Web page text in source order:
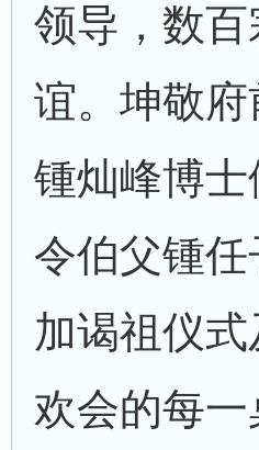
领导，数
谊。坤敬
锺灿峰博
令伯父锺
加谒祖仪
欢会的每